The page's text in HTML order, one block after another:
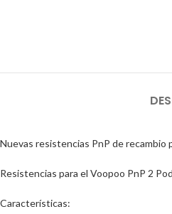
Nuevas resistencias PnP de recambio
Resistencias para el Voopoo PnP 2
Características: